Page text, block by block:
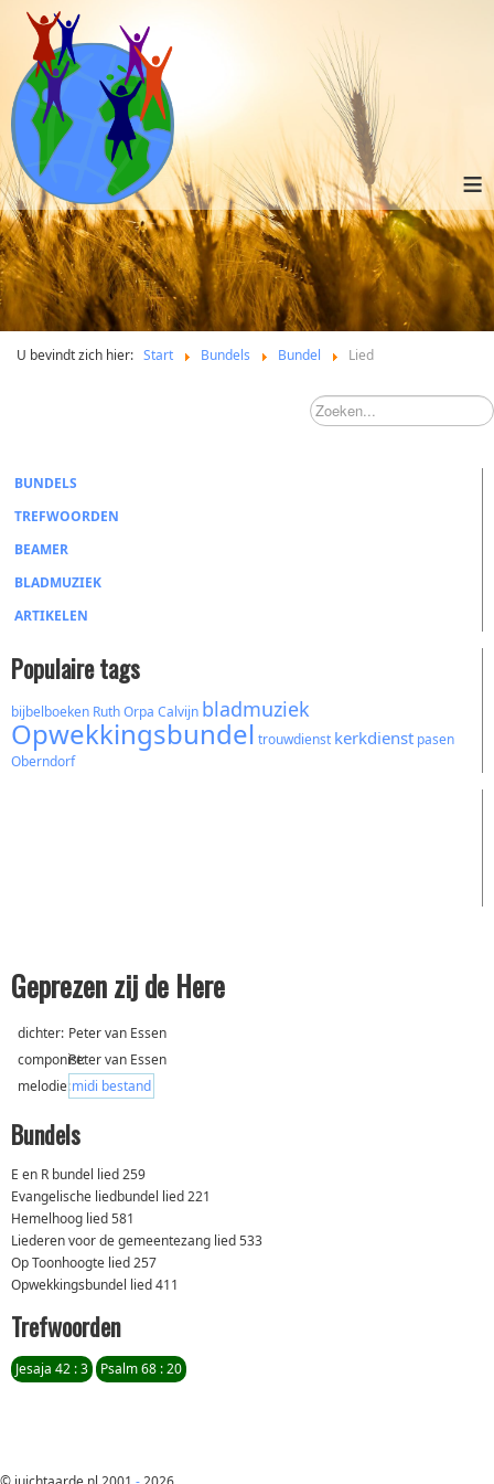
≡
U bevindt zich hier: Start Bundels Bundel Lied
BUNDELS
TREFWOORDEN
BEAMER
BLADMUZIEK
ARTIKELEN
Populaire tags
bijbelboeken RuthOrpa Calvijn bladmuziek
Opwekkingsbundel trouwdienst kerkdienst pasen
Oberndorf
Geprezen zij de Here
dichter: Peter van Essen
componist:Peter van Essen
melodie:midi bestand
Bundels
E en R bundel lied 259
Evangelische liedbundel lied 221
Hemelhoog lied 581
Liederen voor de gemeentezang lied 533
Op Toonhoogte lied 257
Opwekkingsbundel lied 411
Trefwoorden
Jesaja 42 : 3 Psalm 68 : 20